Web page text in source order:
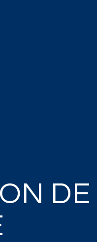
DE